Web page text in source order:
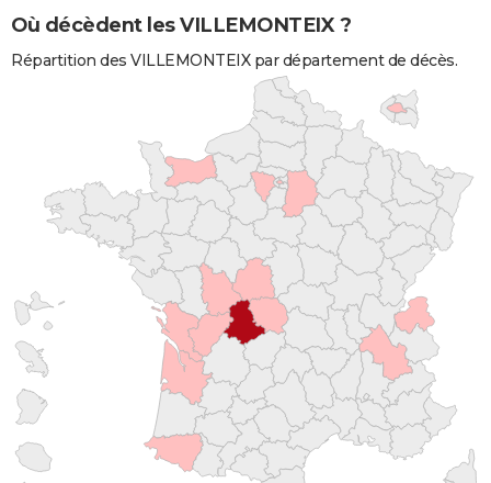
Où décèdent les VILLEMONTEIX ?
Répartition des VILLEMONTEIX par département de décès.